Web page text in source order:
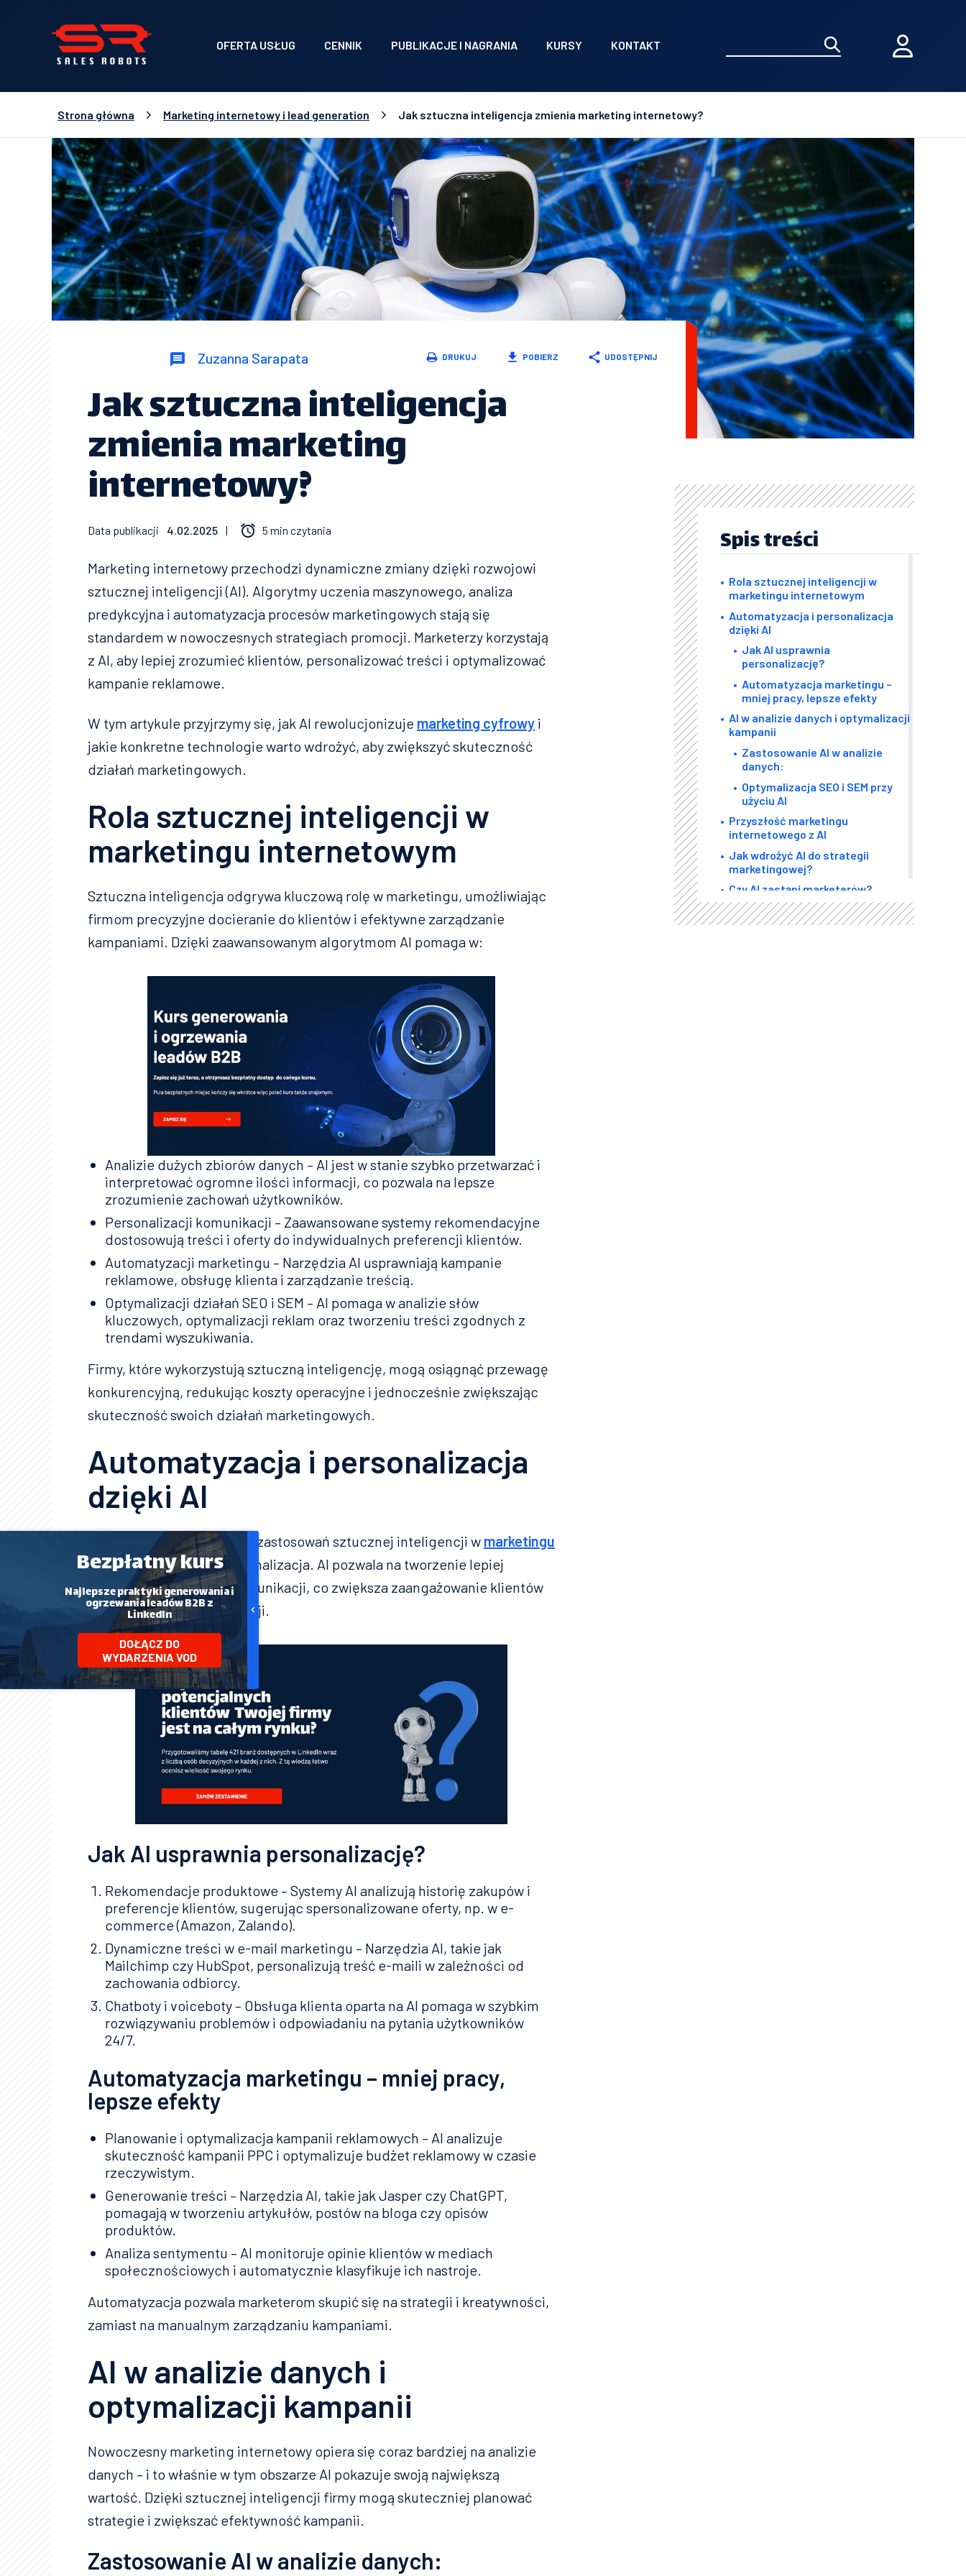
OFERTA USŁUG CENNIK PUBLIKACJE I NAGRANIA KURSY KONTAKT
Strona główna Marketing internetowy i lead generation Jak sztuczna inteligencja zmienia marketing internetowy?
Zuzanna Sarapata DRUKUJ POBIERZ UDOSTĘPNIJ
Jak sztuczna inteligencja
zmienia marketing
internetowy?
Data publikacji 4.02.2025 | 5 min czytania Spis treści
Rola sztucznej inteligencji w
marketingu internetowym
Automatyzacja i personalizacja
dzięki AI
Jak AI usprawnia
personalizację?
Automatyzacja marketingu –
mniej pracy, lepsze efekty
AI w analizie danych i optymalizacji
kampanii
Zastosowanie AI w analizie
danych:
Optymalizacja SEO i SEM przy
użyciu AI
Przyszłość marketingu
internetowego z AI
Jak wdrożyć AI do strategii
marketingowej?
Czy AI zastąpi marketerów?
Marketing internetowy przechodzi dynamiczne zmiany dzięki rozwojowi
sztucznej inteligencji (AI). Algorytmy uczenia maszynowego, analiza
predykcyjna i automatyzacja procesów marketingowych stają się
standardem w nowoczesnych strategiach promocji. Marketerzy korzystają
z AI, aby lepiej zrozumieć klientów, personalizować treści i optymalizować
kampanie reklamowe.
W tym artykule przyjrzymy się, jak AI rewolucjonizuje marketing cyfrowy i
jakie konkretne technologie warto wdrożyć, aby zwiększyć skuteczność
działań marketingowych.
Rola sztucznej inteligencji w
marketingu internetowym
Sztuczna inteligencja odgrywa kluczową rolę w marketingu, umożliwiając
firmom precyzyjne docieranie do klientów i efektywne zarządzanie
kampaniami. Dzięki zaawansowanym algorytmom AI pomaga w:
Analizie dużych zbiorów danych – AI jest w stanie szybko przetwarzać i
interpretować ogromne ilości informacji, co pozwala na lepsze
zrozumienie zachowań użytkowników.
Personalizacji komunikacji – Zaawansowane systemy rekomendacyjne
dostosowują treści i oferty do indywidualnych preferencji klientów.
Automatyzacji marketingu – Narzędzia AI usprawniają kampanie
reklamowe, obsługę klienta i zarządzanie treścią.
Optymalizacji działań SEO i SEM – AI pomaga w analizie słów
kluczowych, optymalizacji reklam oraz tworzeniu treści zgodnych z
trendami wyszukiwania.
Firmy, które wykorzystują sztuczną inteligencję, mogą osiągnąć przewagę
konkurencyjną, redukując koszty operacyjne i jednocześnie zwiększając
skuteczność swoich działań marketingowych.
Automatyzacja i personalizacja
dzięki AI
Jednym z najważniejszych zastosowań sztucznej inteligencji w marketingu
jest automatyzacjai personalizacja. AI pozwala na tworzenie lepiej
dopasowanych treści i komunikacji, co zwiększa zaangażowanie klientów
oraz współczynnik konwersji.
Jak AI usprawnia personalizację?
Rekomendacje produktowe – Systemy AI analizują historię zakupów i
preferencje klientów, sugerując spersonalizowane oferty, np. w e-
commerce (Amazon, Zalando).
Dynamiczne treści w e-mail marketingu – Narzędzia AI, takie jak
Mailchimp czy HubSpot, personalizują treść e-maili w zależności od
zachowania odbiorcy.
Chatboty i voiceboty – Obsługa klienta oparta na AI pomaga w szybkim
rozwiązywaniu problemów i odpowiadaniu na pytania użytkowników
24/7.
Automatyzacja marketingu – mniej pracy,
lepsze efekty
Planowanie i optymalizacja kampanii reklamowych – AI analizuje
skuteczność kampanii PPC i optymalizuje budżet reklamowy w czasie
rzeczywistym.
Generowanie treści – Narzędzia AI, takie jak Jasper czy ChatGPT,
pomagają w tworzeniu artykułów, postów na bloga czy opisów
produktów.
Analiza sentymentu – AI monitoruje opinie klientów w mediach
społecznościowych i automatycznie klasyfikuje ich nastroje.
Automatyzacja pozwala marketerom skupić się na strategii i kreatywności,
zamiast na manualnym zarządzaniu kampaniami.
AI w analizie danych i
optymalizacji kampanii
Nowoczesny marketing internetowy opiera się coraz bardziej na analizie
danych – i to właśnie w tym obszarze AI pokazuje swoją największą
wartość. Dzięki sztucznej inteligencji firmy mogą skuteczniej planować
strategie i zwiększać efektywność kampanii.
Zastosowanie AI w analizie danych:
Bezpłatny kurs
Najlepsze praktyki generowania i
ogrzewania leadów B2B z
LinkedIn
DOŁĄCZ DO
WYDARZENIA VOD